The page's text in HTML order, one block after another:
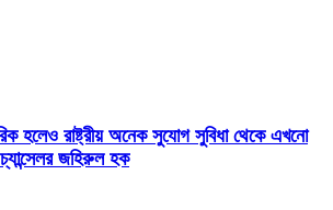
হলেও রাষ্ট্রীয় অনেক সুযোগ সুবিধা থেকে এখনো
জহিরুল হক